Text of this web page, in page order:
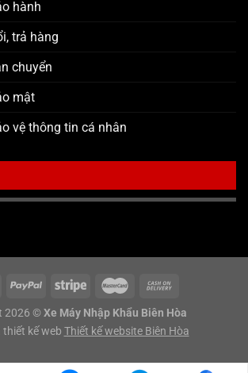
hành
trả hàng
chuyển
mật
vệ thông tin cá nhân
2026 © Xe Máy Nhập Khẩu Biên Hòa
kế web Thiết kế website Biên Hòa